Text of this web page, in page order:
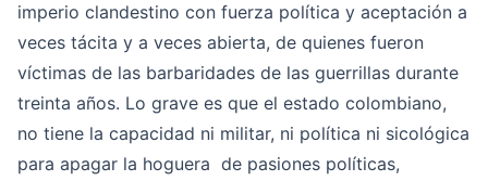
imperio clandestino con fuerza política y aceptación a
veces tácita y a veces abierta, de quienes fueron
víctimas de las barbaridades de las guerrillas durante
treinta años. Lo grave es que el estado colombiano,
no tiene la capacidad ni militar, ni política ni sicológica
para apagar la hoguera de pasiones políticas,